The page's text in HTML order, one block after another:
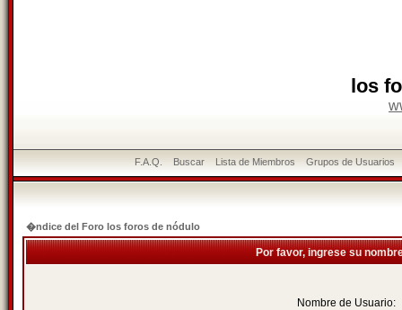
los
F.A.Q. Buscar Lista de Miembros Grupos de Usuarios
�ndice del Foro los foros de nódulo
Por favor, ingrese su
Nombre de Usuario: